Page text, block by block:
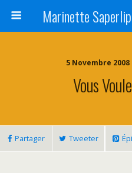
5 Novembre
Vous
Partager Tweeter